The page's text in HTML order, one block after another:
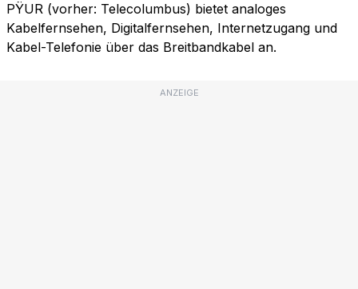
PŸUR (vorher: Telecolumbus) bietet analoges
Kabelfernsehen, Digitalfernsehen, Internetzugang und
Kabel-Telefonie über das Breitbandkabel an.
ANZEIGE